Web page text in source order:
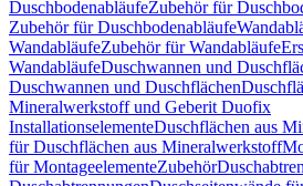
DuschbodenabläufeZubehör für
Zubehör für Duschbodenabläufe
WandabläufeZubehör für Wandabläufe
WandabläufeDuschwannen und
Duschwannen und Duschflächen
Mineralwerkstoff und Geberit Duofix
InstallationselementeDuschflächen aus
für Duschflächen aus Mineralwerkstoff
für MontageelementeZubehör